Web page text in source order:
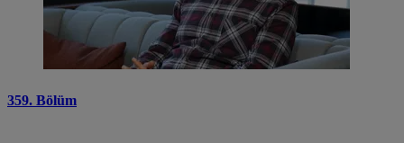
359. Bölüm